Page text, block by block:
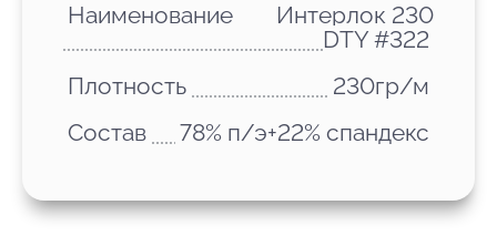
Наименование
Интерлок 230
DTY #322
Плотность
230гр/м
Состав
78% п/э+22% спандекс